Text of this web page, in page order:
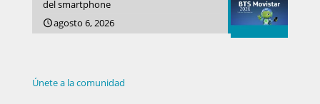
del smartphone
agosto 6, 2026
Únete a la comunidad